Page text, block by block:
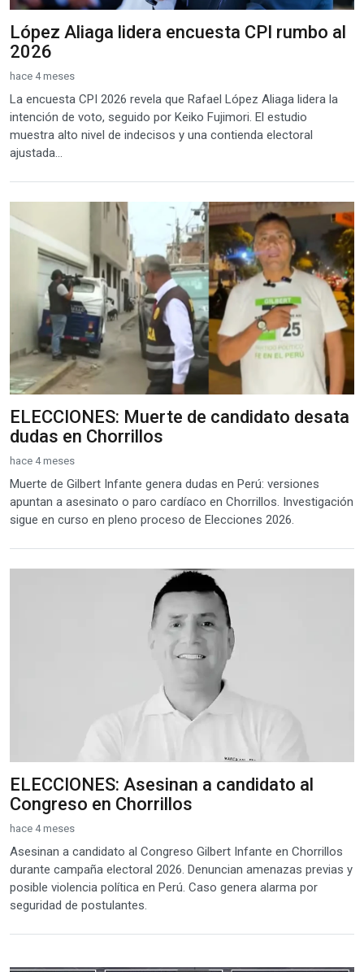
López Aliaga lidera encuesta CPI rumbo al
2026
hace 4 meses
La encuesta CPI 2026 revela que Rafael López Aliaga lidera la
intención de voto, seguido por Keiko Fujimori. El estudio
muestra alto nivel de indecisos y una contienda electoral
ajustada...
ELECCIONES: Muerte de candidato desata
dudas en Chorrillos
hace 4 meses
Muerte de Gilbert Infante genera dudas en Perú: versiones
apuntan a asesinato o paro cardíaco en Chorrillos. Investigación
sigue en curso en pleno proceso de Elecciones 2026.
ELECCIONES: Asesinan a candidato al
Congreso en Chorrillos
hace 4 meses
Asesinan a candidato al Congreso Gilbert Infante en Chorrillos
durante campaña electoral 2026. Denuncian amenazas previas y
posible violencia política en Perú. Caso genera alarma por
seguridad de postulantes.